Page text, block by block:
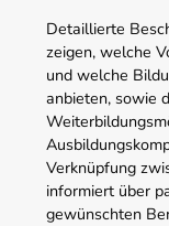
Detaillierte
zeigen, welche
und welche
anbieten, sowie
Verknüpfung
informiert über
gewünschten